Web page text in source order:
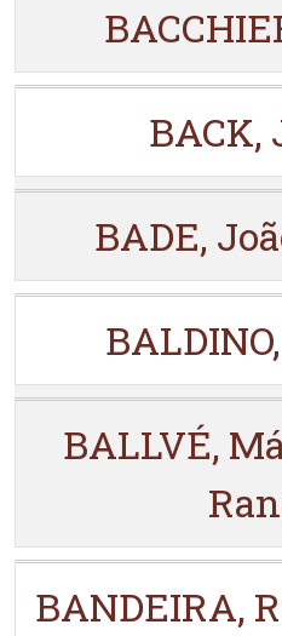
BACK,
BADE,
BALLVÉ,
BANDEIRA,